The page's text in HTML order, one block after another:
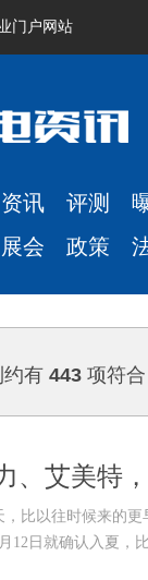
门户网站
资讯 评测
展会 政策
约有 443 项符合
、艾美特
以往时候来的更
12日就确认入夏，